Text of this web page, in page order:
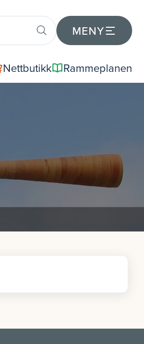
MENY
Nettbutikk Rammeplanen